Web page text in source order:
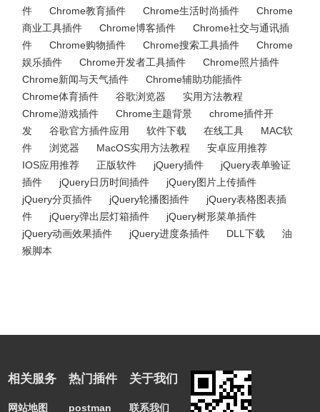
件
Chrome教育插件 Chrome生活时尚插件
Chrome
商业工具插件
Chrome博客插件
Chrome社交与通讯插
件
Chrome购物插件 Chrome搜索工具插件
Chrome
娱乐插件
Chrome开发者工具插件
Chrome照片插件
Chrome新闻与天气插件
Chrome辅助功能插件
Chrome体育插件
谷歌浏览器
实用方法教程
Chrome游戏插件
Chrome主题背景
chrome插件开
发
谷歌官方插件应用 软件下载 在线工具
MAC软
件
浏览器 MacOS实用方法教程
安卓应用推荐
IOS应用推荐
正版软件 jQuery插件
jQuery表单验证
插件
jQuery日历时间插件
jQuery图片上传插件
jQuery分页插件
jQuery轮播图插件
jQuery表格图表插
件
jQuery弹出层灯箱插件
jQuery树形菜单插件
jQuery动画效果插件
jQuery进度条插件 DLL下载
油
猴脚本
相关服务
网站地图
热门插件
postman
关于我们
联系我们